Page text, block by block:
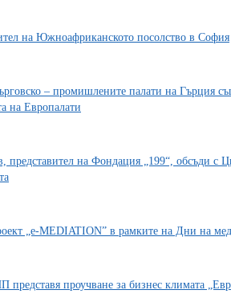
на Южноафриканското посолство в София
– промишлените палати на Гърция
на Европалати
представител на Фондация „199“, обсъди с
„е-MEDIATION” в рамките на Дни на
проучване за бизнес климата